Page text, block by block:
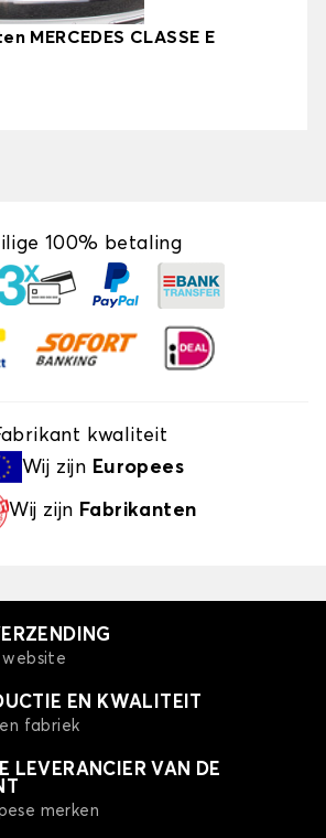
MERCEDES CLASSE E
100% betaling
kwaliteit
Wij zijn Europees
Wij zijn Fabrikanten
EN KWALITEIT
fabriek
LEVERANCIER VAN DE
merken